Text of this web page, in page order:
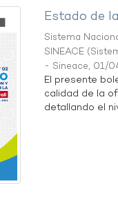
Estado de
Sistema
SINEACE (
- Sineace, 01/
El presente
calidad de la
detallando el